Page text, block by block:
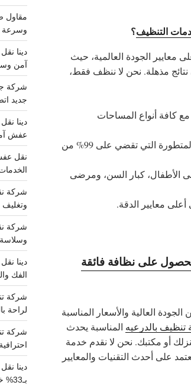
التنظيف؟
معايير الجودة العالمية، حيث
نتائج مذهلة. نحن لا ننظف فقط،
كافة أنواع المساحات
تقنيات التنظيف العميق: استخدام أجهزة البخار المتطورة التي تقضي على 99% من
الأطفال، كبار السن، ومرضى
أعلى معايير الدقة.
على نظافة فائقة
الجودة العالية والأسعار المناسبة
بالدرعيه المناسبة يحدث
أو مكتبك. نحن لا نقدم خدمة
على أحدث التقنيات والمعايير
وسرعة
آمن
جديد
عفش
وتغليف
الفك
لراحة
احترافية 99% اتصل بنا الان
دينا
بـ33% خصم فوري